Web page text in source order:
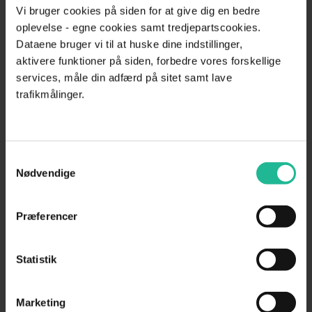
Vi bruger cookies på siden for at give dig en bedre
oplevelse - egne cookies samt tredjepartscookies.
Dataene bruger vi til at huske dine indstillinger,
aktivere funktioner på siden, forbedre vores forskellige
services, måle din adfærd på sitet samt lave
trafikmålinger.
Nødvendige
Præferencer
Statistik
Marketing
Vask min data
Gratis materiale
Hent gratis inkassovarsel skabelon
Hent gratis faktura skabelon
Hent gratis påkravsskrivelse skabelon
Gratis budgetskema – Skabelon til privatbudget